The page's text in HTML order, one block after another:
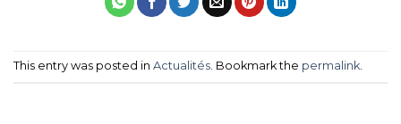
This entry was posted in Actualités . Bookmark the permalink